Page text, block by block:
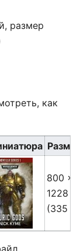
размер
как
800 ×
1228
(335